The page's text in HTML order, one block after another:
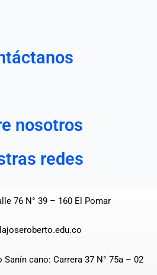
nosotros
redes
76 N° 39 – 160 El Pomar
cano: Carrera 37 N° 75a – 02